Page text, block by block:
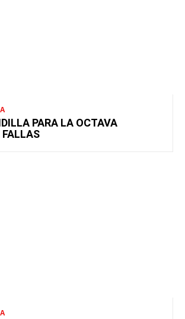
PARA LA OCTAVA
FALLAS